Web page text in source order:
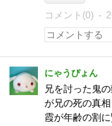
コメント(0)
にゃうぴょん
兄を討った鬼
が兄の死の真
霞が年齢の割